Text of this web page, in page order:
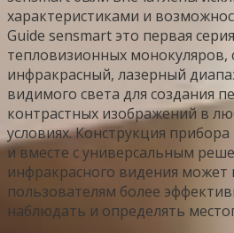
характеристиками и
Guide sensmart это первая
тепловизионных
инфракрасный, лазерный
видимого света для создания
контрастных изображений в
условиях. Конструкция
и вместе с универсальным
инфракрасного видения может
пользователям более
наблюдать и определять